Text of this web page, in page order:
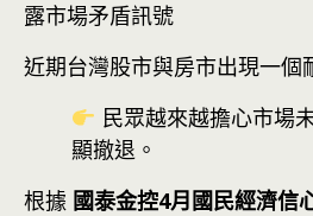
露市場矛盾訊號
近期台灣股市與房市出現一個
民眾越來越擔心市場
顯撤退。
根據 國泰金控4月國民經濟信